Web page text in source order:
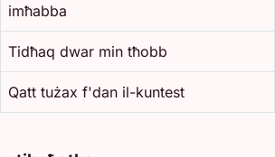
imħabba
Tidħaq dwar min tħobb
Qatt tużax f'dan il-kuntest